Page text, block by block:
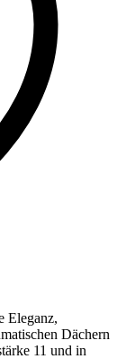
Eleganz,
Dächern
11 und in